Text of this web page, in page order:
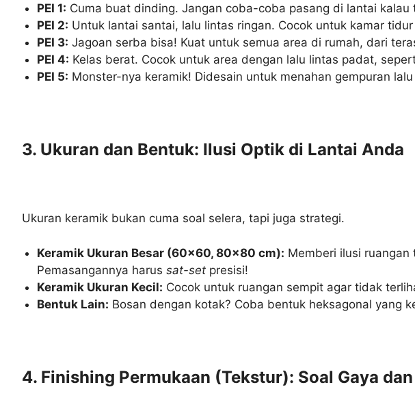
PEI 1: Cuma buat dinding. Jangan coba-coba pasang di lantai
PEI 2: Untuk lantai santai, lalu lintas ringan. Cocok untuk kamar
PEI 3: Jagoan serba bisa! Kuat untuk semua area di rumah, dari
PEI 4: Kelas berat. Cocok untuk area dengan lalu lintas padat,
PEI 5: Monster-nya keramik! Didesain untuk menahan gempuran
3. Ukuran dan Bentuk: Ilusi Optik di Lantai Anda
Ukuran keramik bukan cuma soal selera, tapi juga strategi.
Keramik Ukuran Besar (60×60, 80×80 cm): Memberi ilusi
Pemasangannya harussat-set presisi!
Keramik Ukuran Kecil: Cocok untuk ruangan sempit agar tidak
Bentuk Lain: Bosan dengan kotak? Coba bentuk heksagonal yang
4. Finishing Permukaan (Tekstur): Soal Gaya